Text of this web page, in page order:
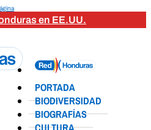
en EE.UU.
PORTADA
BIODIVERSIDAD
BIOGRAFÍAS